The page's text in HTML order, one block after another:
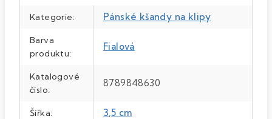
Kategorie: Pánské kšandy na klipy
Barva
produktu:
Fialová
Katalogové
číslo:
8789848630
Šířka: 3,5 cm